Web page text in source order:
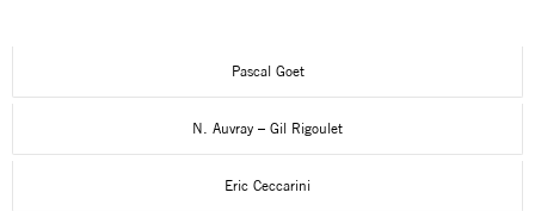
Pascal Goet
N. Auvray – Gil Rigoulet
Eric Ceccarini